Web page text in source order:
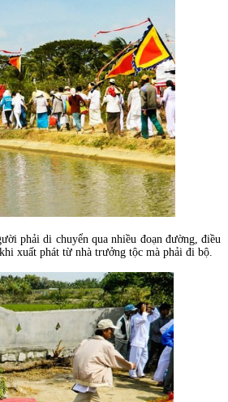
phải di chuyển qua nhiều đoạn đường, điều
xuất phát từ nhà trưởng tộc mà phải đi bộ.